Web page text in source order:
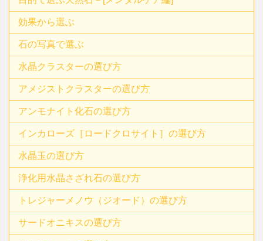
効果から選ぶ
石の写真で選ぶ
水晶クラスターの選び方
アメジストクラスターの選び方
アンモナイト化石の選び方
インカローズ［ロードクロサイト］の選び方
水晶玉の選び方
浄化用水晶さざれ石の選び方
トレジャーメノウ（ジオード）の選び方
サードオニキスの選び方